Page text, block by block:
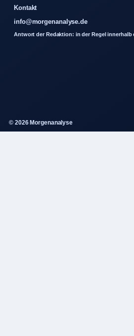
Kontakt
info@morgenanalyse.de
Antwort der Redaktion: in der Regel innerhalb
© 2026 Morgenanalyse